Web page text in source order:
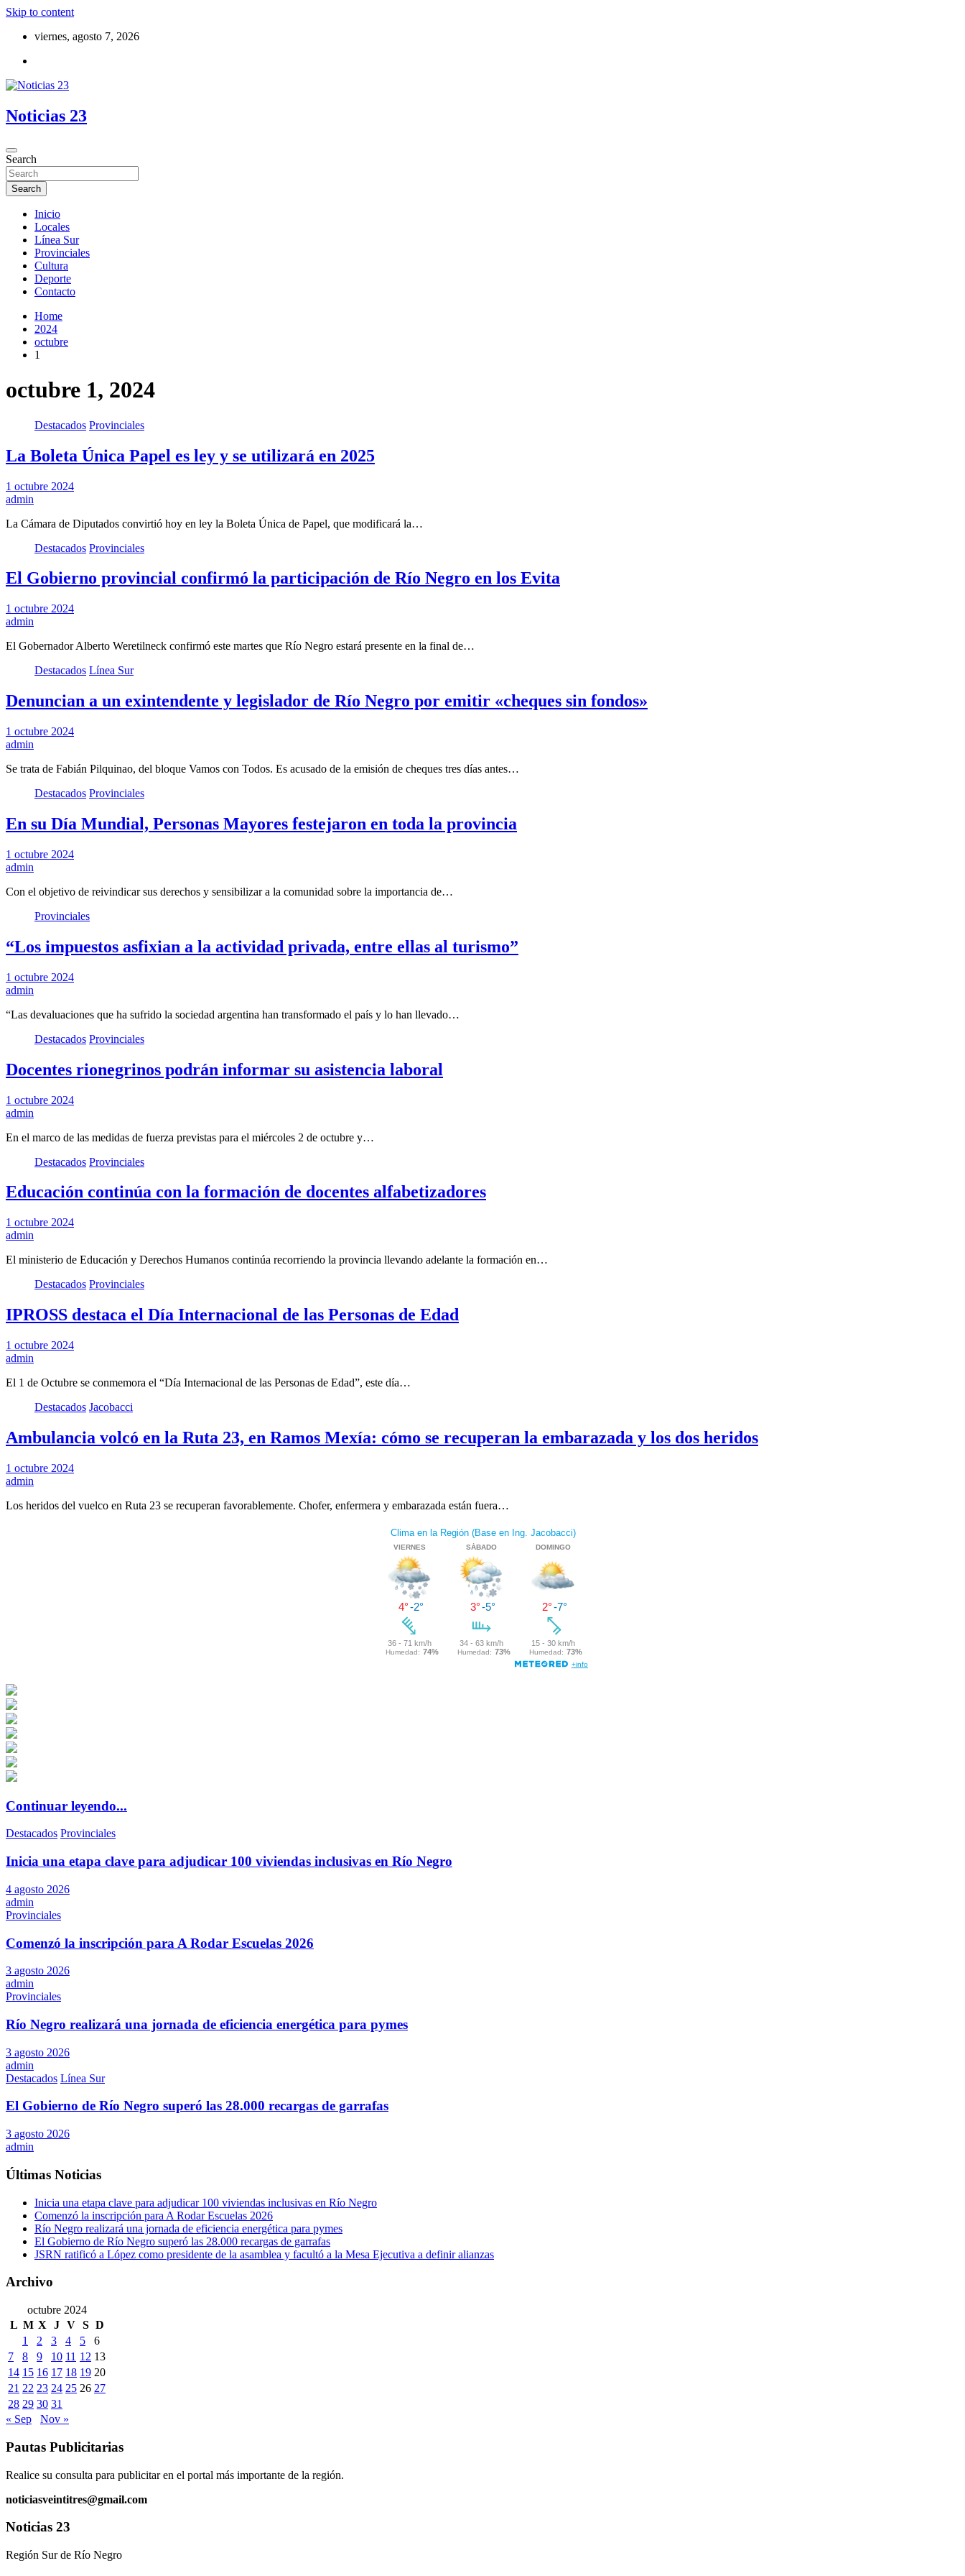
Skip to content
viernes, agosto 7, 2026
Noticias 23
Search
Search
Inicio
Locales
Línea Sur
Provinciales
Cultura
Deporte
Contacto
Home
2024
octubre
1
octubre 1, 2024
Destacados Provinciales
La Boleta Única Papel es ley y se utilizará en 2025
1 octubre 2024
admin
La Cámara de Diputados convirtió hoy en ley la Boleta Única de Papel, que modificará la…
Destacados Provinciales
El Gobierno provincial confirmó la participación de Río Negro en los Evita
1 octubre 2024
admin
El Gobernador Alberto Weretilneck confirmó este martes que Río Negro estará presente en la final de…
Destacados Línea Sur
Denuncian a un exintendente y legislador de Río Negro por emitir «cheques sin fondos»
1 octubre 2024
admin
Se trata de Fabián Pilquinao, del bloque Vamos con Todos. Es acusado de la emisión de cheques tres días antes…
Destacados Provinciales
En su Día Mundial, Personas Mayores festejaron en toda la provincia
1 octubre 2024
admin
Con el objetivo de reivindicar sus derechos y sensibilizar a la comunidad sobre la importancia de…
Provinciales
“Los impuestos asfixian a la actividad privada, entre ellas al turismo”
1 octubre 2024
admin
“Las devaluaciones que ha sufrido la sociedad argentina han transformado el país y lo han llevado…
Destacados Provinciales
Docentes rionegrinos podrán informar su asistencia laboral
1 octubre 2024
admin
En el marco de las medidas de fuerza previstas para el miércoles 2 de octubre y…
Destacados Provinciales
Educación continúa con la formación de docentes alfabetizadores
1 octubre 2024
admin
El ministerio de Educación y Derechos Humanos continúa recorriendo la provincia llevando adelante la formación en…
Destacados Provinciales
IPROSS destaca el Día Internacional de las Personas de Edad
1 octubre 2024
admin
El 1 de Octubre se conmemora el “Día Internacional de las Personas de Edad”, este día…
Destacados Jacobacci
Ambulancia volcó en la Ruta 23, en Ramos Mexía: cómo se recuperan la embarazada y los dos heridos
1 octubre 2024
admin
Los heridos del vuelco en Ruta 23 se recuperan favorablemente. Chofer, enfermera y embarazada están fuera…
Continuar leyendo...
Destacados Provinciales
Inicia una etapa clave para adjudicar 100 viviendas inclusivas en Río Negro
4 agosto 2026
admin
Provinciales
Comenzó la inscripción para A Rodar Escuelas 2026
3 agosto 2026
admin
Provinciales
Río Negro realizará una jornada de eficiencia energética para pymes
3 agosto 2026
admin
Destacados Línea Sur
El Gobierno de Río Negro superó las 28.000 recargas de garrafas
3 agosto 2026
admin
Últimas Noticias
Inicia una etapa clave para adjudicar 100 viviendas inclusivas en Río Negro
Comenzó la inscripción para A Rodar Escuelas 2026
Río Negro realizará una jornada de eficiencia energética para pymes
El Gobierno de Río Negro superó las 28.000 recargas de garrafas
JSRN ratificó a López como presidente de la asamblea y facultó a la Mesa Ejecutiva a definir alianzas
Archivo
octubre 2024
L M X J V S D
1
2 3 4 5
6
7
8 9 10 11 12 13
14 15 16 17 18 19 20
21 22 23 24 25 26 27
28 29 30 31
« Sep
Nov »
Pautas Publicitarias
Realice su consulta para publicitar en el portal más importante de la región.
noticiasveintitres@gmail.com
Noticias 23
Región Sur de Río Negro